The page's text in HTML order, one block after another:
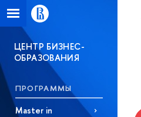
ЦЕНТР БИЗНЕС-
ОБРАЗОВАНИЯ
ПРОГРАММЫ
Master in